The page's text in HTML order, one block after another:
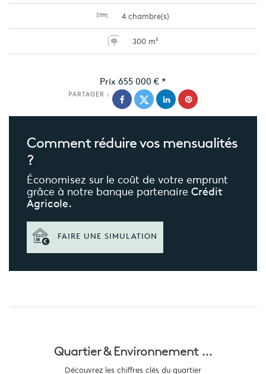
4 chambre(s)
300 m²
Prix 655 000 € *
PARTAGER :
Comment réduirevos mensualités
?
Économisez sur le coût de votre emprunt
grâce à notre banque partenaire Crédit
Agricole.
FAIRE UNE SIMULATION
Quartier &Environnement ...
Découvrez les chiffres clés du quartier